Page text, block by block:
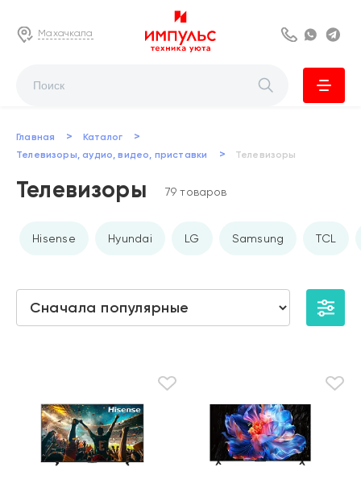
Махачкала 8 800 222 63
Главная > Каталог >
Телевизоры, аудио, видео, приставки > Телевизоры
Телевизоры 79 товаров
Hisense Hyundai LG Samsung TCL